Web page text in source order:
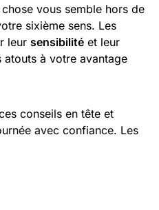
vous semble hors de
sixième sens. Les
leur sensibilité et leur
atouts à votre avantage
conseils en tête et
avec confiance. Les